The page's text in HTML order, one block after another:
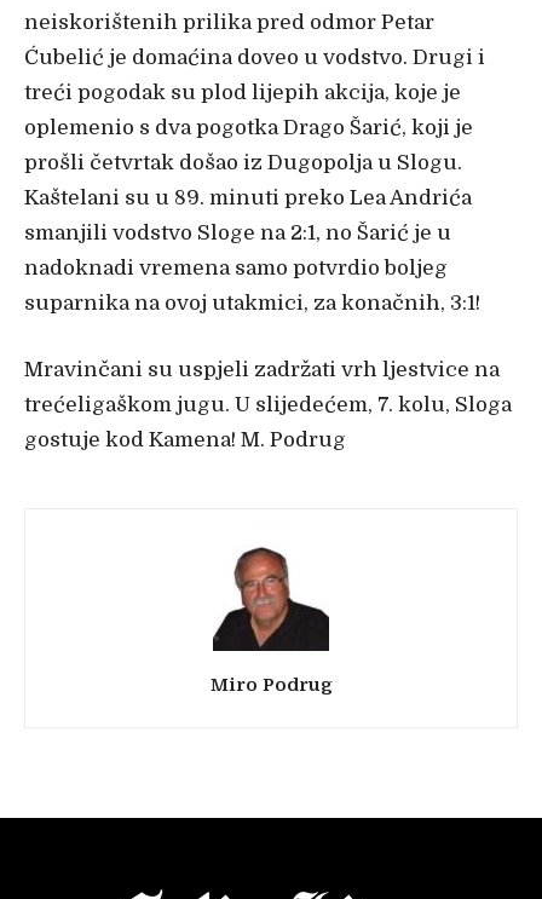
neiskorištenih prilika pred odmor Petar
Ćubelić je domaćina doveo u vodstvo. Drugi i
treći pogodak su plod lijepih akcija, koje je
oplemenio s dva pogotka Drago Šarić, koji je
prošli četvrtak došao iz Dugopolja u Slogu.
Kaštelani su u 89. minuti preko Lea Andrića
smanjili vodstvo Sloge na 2:1, no Šarić je u
nadoknadi vremena samo potvrdio boljeg
suparnika na ovoj utakmici, za konačnih, 3:1!
Mravinčani su uspjeli zadržati vrh ljestvice na
trećeligaškom jugu. U slijedećem, 7. kolu, Sloga
gostuje kod Kamena! M. Podrug
Miro Podrug